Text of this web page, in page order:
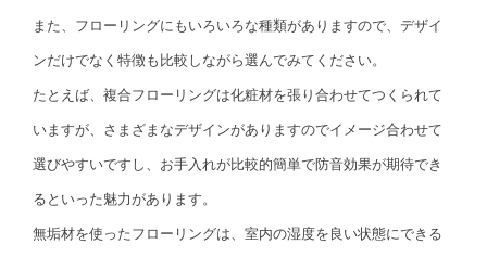
また、フローリングにもいろいろな種類がありますので、デザイ
ンだけでなく特徴も比較しながら選んでみてください。
たとえば、複合フローリングは化粧材を張り合わせてつくられて
いますが、さまざまなデザインがありますのでイメージ合わせて
選びやすいですし、お手入れが比較的簡単で防音効果が期待でき
るといった魅力があります。
無垢材を使ったフローリングは、室内の湿度を良い状態にできる